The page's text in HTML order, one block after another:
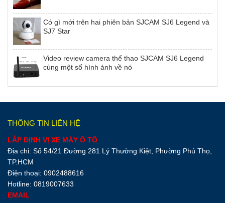
Có gì mới trên hai phiên bản SJCAM SJ6 Legend và
SJ7 Star
Video review camera thể thao SJCAM SJ6 Legend
cùng một số hình ảnh về nó
THÔNG TIN LIÊN HỆ
LẮP ĐỊNH VỊ XE MÁY Ô TÔ
Địa chỉ: Số 54/21 Đường 281 Lý Thường Kiệt, Phường Phú Thọ,
TP.HCM
Điện thoại: 0902488616
Hotline: 0819007633
EMAIL